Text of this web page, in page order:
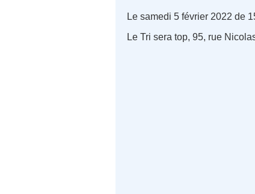
Le samedi 5 février 2022 de
Le Tri sera top, 95, rue